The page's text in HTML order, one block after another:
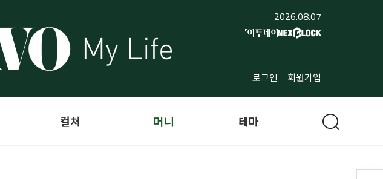
2026.08.07
로그인 회원가입
컬처 머니 테마